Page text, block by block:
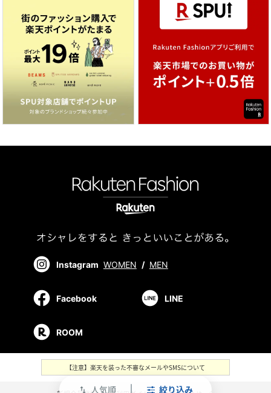
swap_vert 人気順 絞り込み
Instagram WOMEN / MEN
Facebook LINE
ROOM
【注意】楽天を装った不審なメールやSMSについて